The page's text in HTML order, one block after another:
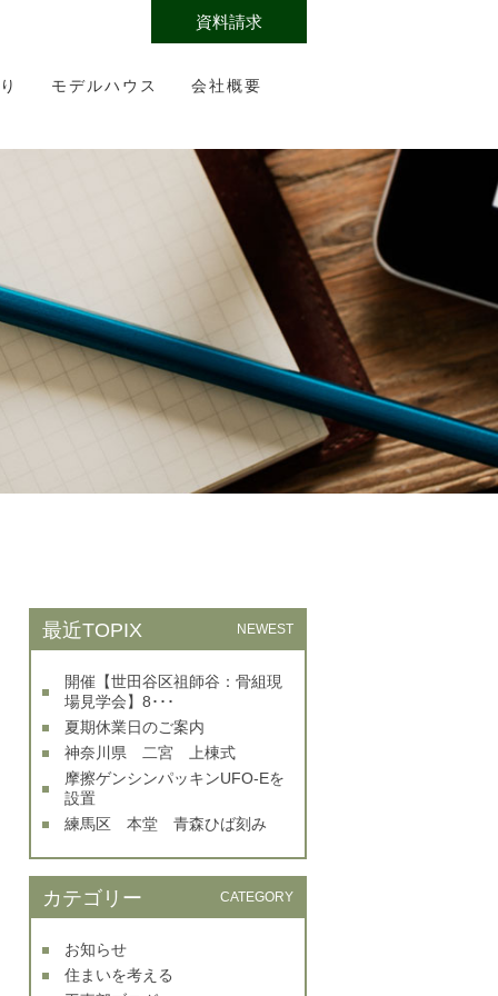
資料請求
モデルハウス 会社概要
最近TOPIX NEWEST
開催【世田谷区祖師谷：骨組現
場見学会】8･･･
夏期休業日のご案内
神奈川県 二宮 上棟式
摩擦ゲンシンパッキンUFO-Eを
設置
練馬区 本堂 青森ひば刻み
カテゴリー CATEGORY
お知らせ
住まいを考える